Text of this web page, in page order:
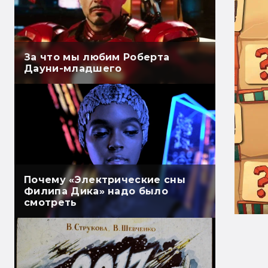
За что мы любим Роберта
Дауни-младшего
Почему «Электрические сны
Филипа Дика» надо было
смотреть